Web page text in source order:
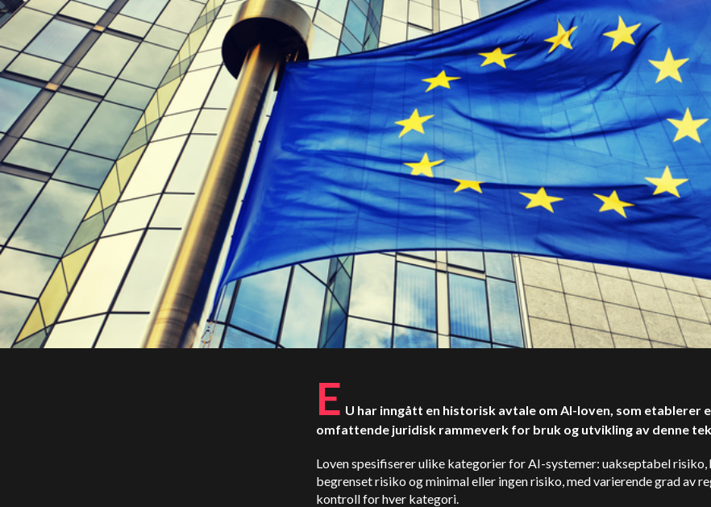
E U har inngått en historisk avtale om AI-loven, som etablerer
omfattende juridisk rammeverk for bruk og utvikling av denne
Loven spesifiserer ulike kategorier for AI-systemer: uakseptabel risiko,
begrenset risiko og minimal eller ingen risiko, med varierende grad av
kontroll for hver kategori.